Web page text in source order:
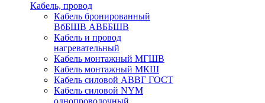
Кабель, провод
Кабель бронированный
ВбБШВ АВББШВ
Кабель и провод
нагревательный
Кабель монтажный МГШВ
Кабель монтажный МКШ
Кабель силовой АВВГ ГОСТ
Кабель силовой NYM